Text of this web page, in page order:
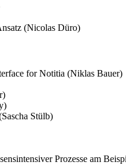
(Nicolas Düro)
for Notitia (Niklas Bauer)
Stülb)
Prozesse am